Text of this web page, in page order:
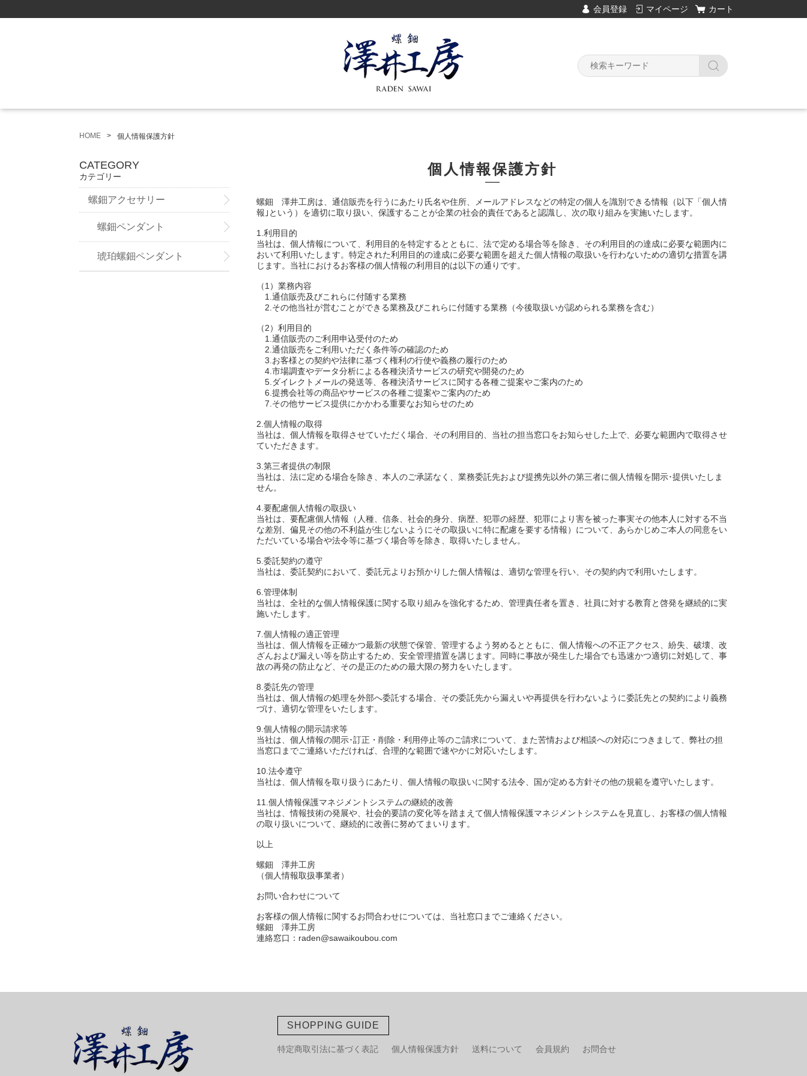
会員登録 マイページ カート
HOME 個人情報保護方針
個人情報保護方針
螺鈿 澤井工房は、通信販売を行うにあたり氏名や住所、メールアドレスなどの特定の個人を識別できる情報（以下「個人情
報｣という）を適切に取り扱い、保護することが企業の社会的責任であると認識し、次の取り組みを実施いたします。
1.利用目的
当社は、個人情報について、利用目的を特定するとともに、法で定める場合等を除き、その利用目的の達成に必要な範囲内に
おいて利用いたします。特定された利用目的の達成に必要な範囲を超えた個人情報の取扱いを行わないための適切な措置を講
じます。当社におけるお客様の個人情報の利用目的は以下の通りです。
（1）業務内容
1.通信販売及びこれらに付随する業務
2.その他当社が営むことができる業務及びこれらに付随する業務（今後取扱いが認められる業務を含む）
（2）利用目的
1.通信販売のご利用申込受付のため
2.通信販売をご利用いただく条件等の確認のため
3.お客様との契約や法律に基づく権利の行使や義務の履行のため
4.市場調査やデータ分析による各種決済サービスの研究や開発のため
5.ダイレクトメールの発送等、各種決済サービスに関する各種ご提案やご案内のため
6.提携会社等の商品やサービスの各種ご提案やご案内のため
7.その他サービス提供にかかわる重要なお知らせのため
2.個人情報の取得
当社は、個人情報を取得させていただく場合、その利用目的、当社の担当窓口をお知らせした上で、必要な範囲内で取得させ
ていただきます。
3.第三者提供の制限
当社は、法に定める場合を除き、本人のご承諾なく、業務委託先および提携先以外の第三者に個人情報を開示･提供いたしま
せん。
4.要配慮個人情報の取扱い
当社は、要配慮個人情報（人種、信条、社会的身分、病歴、犯罪の経歴、犯罪により害を被った事実その他本人に対する不当
な差別、偏見その他の不利益が生じないようにその取扱いに特に配慮を要する情報）について、あらかじめご本人の同意をい
ただいている場合や法令等に基づく場合等を除き、取得いたしません。
5.委託契約の遵守
当社は、委託契約において、委託元よりお預かりした個人情報は、適切な管理を行い、その契約内で利用いたします。
6.管理体制
当社は、全社的な個人情報保護に関する取り組みを強化するため、管理責任者を置き、社員に対する教育と啓発を継続的に実
施いたします。
7.個人情報の適正管理
当社は、個人情報を正確かつ最新の状態で保管、管理するよう努めるとともに、個人情報への不正アクセス、紛失、破壊、改
ざんおよび漏えい等を防止するため、安全管理措置を講じます。同時に事故が発生した場合でも迅速かつ適切に対処して、事
故の再発の防止など、その是正のための最大限の努力をいたします。
8.委託先の管理
当社は、個人情報の処理を外部へ委託する場合、その委託先から漏えいや再提供を行わないように委託先との契約により義務
づけ、適切な管理をいたします。
9.個人情報の開示請求等
当社は、個人情報の開示･訂正・削除・利用停止等のご請求について、また苦情および相談への対応につきまして、弊社の担
当窓口までご連絡いただければ、合理的な範囲で速やかに対応いたします。
10.法令遵守
当社は、個人情報を取り扱うにあたり、個人情報の取扱いに関する法令、国が定める方針その他の規範を遵守いたします。
11.個人情報保護マネジメントシステムの継続的改善
当社は、情報技術の発展や、社会的要請の変化等を踏まえて個人情報保護マネジメントシステムを見直し、お客様の個人情報
の取り扱いについて、継続的に改善に努めてまいります。
以上
螺鈿 澤井工房
（個人情報取扱事業者）
お問い合わせについて
お客様の個人情報に関するお問合わせについては、当社窓口までご連絡ください。
螺鈿 澤井工房
連絡窓口：raden@sawaikoubou.com
CATEGORY
カテゴリー
螺鈿アクセサリー
螺鈿ペンダント
琥珀螺鈿ペンダント
SHOPPING GUIDE
特定商取引法に基づく表記 個人情報保護方針 送料について 会員規約 お問合せ